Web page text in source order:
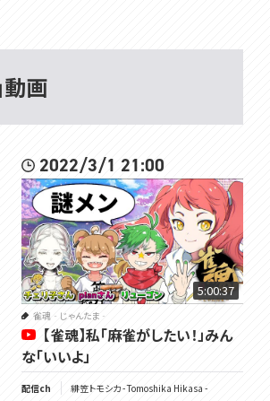
UC3vzVK_N_SUVKqbX69L_X4g/joi
channel/UC3vzVK_N_SUVKqbX69L_X4g
動画
2022/3/1 21:00
5:00:37
雀魂‐じゃんたま‐
【雀魂】私「麻雀がしたい！」みん
な「いいよ」
配信ch 緋笠トモシカ - Tomoshika Hikasa -